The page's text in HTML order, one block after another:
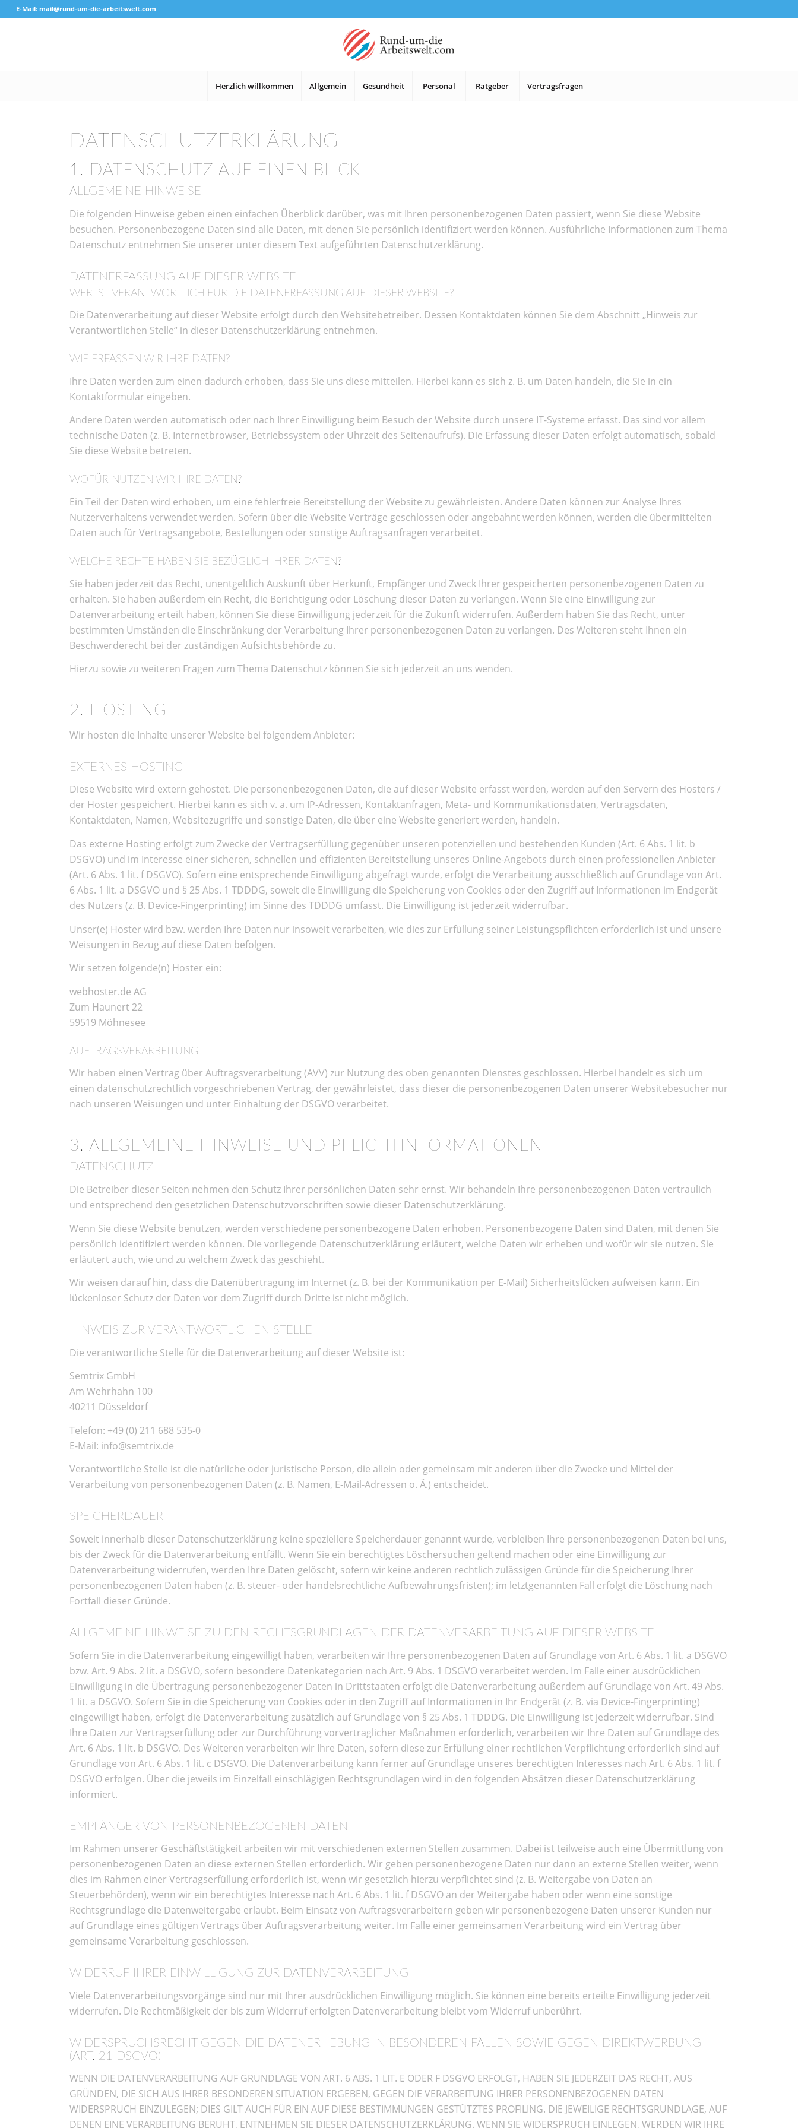
E-Mail: mail@rund-um-die-arbeitswelt.com
Herzlich willkommen Allgemein Gesundheit Personal Ratgeber Vertragsfragen
DATENSCHUTZ­ERKLÄRUNG
1. DATENSCHUTZ AUF EINEN BLICK
ALLGEMEINE HINWEISE
Die folgenden Hinweise geben einen einfachen Überblick darüber, was mit Ihren personenbezogenen Daten passiert, wenn Sie diese Website
besuchen. Personenbezogene Daten sind alle Daten, mit denen Sie persönlich identifiziert werden können. Ausführliche Informationen zum Thema
Datenschutz entnehmen Sie unserer unter diesem Text aufgeführten Datenschutzerklärung.
DATENERFASSUNG AUF DIESER WEBSITE
WER IST VERANTWORTLICH FÜR DIE DATENERFASSUNG AUF DIESER WEBSITE?
Die Datenverarbeitung auf dieser Website erfolgt durch den Websitebetreiber. Dessen Kontaktdaten können Sie dem Abschnitt „Hinweis zur
Verantwortlichen Stelle“ in dieser Datenschutzerklärung entnehmen.
WIE ERFASSEN WIR IHRE DATEN?
Ihre Daten werden zum einen dadurch erhoben, dass Sie uns diese mitteilen. Hierbei kann es sich z. B. um Daten handeln, die Sie in ein
Kontaktformular eingeben.
Andere Daten werden automatisch oder nach Ihrer Einwilligung beim Besuch der Website durch unsere IT-Systeme erfasst. Das sind vor allem
technische Daten (z. B. Internetbrowser, Betriebssystem oder Uhrzeit des Seitenaufrufs). Die Erfassung dieser Daten erfolgt automatisch, sobald
Sie diese Website betreten.
WOFÜR NUTZEN WIR IHRE DATEN?
Ein Teil der Daten wird erhoben, um eine fehlerfreie Bereitstellung der Website zu gewährleisten. Andere Daten können zur Analyse Ihres
Nutzerverhaltens verwendet werden. Sofern über die Website Verträge geschlossen oder angebahnt werden können, werden die übermittelten
Daten auch für Vertragsangebote, Bestellungen oder sonstige Auftragsanfragen verarbeitet.
WELCHE RECHTE HABEN SIE BEZÜGLICH IHRER DATEN?
Sie haben jederzeit das Recht, unentgeltlich Auskunft über Herkunft, Empfänger und Zweck Ihrer gespeicherten personenbezogenen Daten zu
erhalten. Sie haben außerdem ein Recht, die Berichtigung oder Löschung dieser Daten zu verlangen. Wenn Sie eine Einwilligung zur
Datenverarbeitung erteilt haben, können Sie diese Einwilligung jederzeit für die Zukunft widerrufen. Außerdem haben Sie das Recht, unter
bestimmten Umständen die Einschränkung der Verarbeitung Ihrer personenbezogenen Daten zu verlangen. Des Weiteren steht Ihnen ein
Beschwerderecht bei der zuständigen Aufsichtsbehörde zu.
Hierzu sowie zu weiteren Fragen zum Thema Datenschutz können Sie sich jederzeit an uns wenden.
2. HOSTING
Wir hosten die Inhalte unserer Website bei folgendem Anbieter:
EXTERNES HOSTING
Diese Website wird extern gehostet. Die personenbezogenen Daten, die auf dieser Website erfasst werden, werden auf den Servern des Hosters /
der Hoster gespeichert. Hierbei kann es sich v. a. um IP-Adressen, Kontaktanfragen, Meta- und Kommunikationsdaten, Vertragsdaten,
Kontaktdaten, Namen, Websitezugriffe und sonstige Daten, die über eine Website generiert werden, handeln.
Das externe Hosting erfolgt zum Zwecke der Vertragserfüllung gegenüber unseren potenziellen und bestehenden Kunden (Art. 6 Abs. 1 lit. b
DSGVO) und im Interesse einer sicheren, schnellen und effizienten Bereitstellung unseres Online-Angebots durch einen professionellen Anbieter
(Art. 6 Abs. 1 lit. f DSGVO). Sofern eine entsprechende Einwilligung abgefragt wurde, erfolgt die Verarbeitung ausschließlich auf Grundlage von Art.
6 Abs. 1 lit. a DSGVO und § 25 Abs. 1 TDDDG, soweit die Einwilligung die Speicherung von Cookies oder den Zugriff auf Informationen im Endgerät
des Nutzers (z. B. Device-Fingerprinting) im Sinne des TDDDG umfasst. Die Einwilligung ist jederzeit widerrufbar.
Unser(e) Hoster wird bzw. werden Ihre Daten nur insoweit verarbeiten, wie dies zur Erfüllung seiner Leistungspflichten erforderlich ist und unsere
Weisungen in Bezug auf diese Daten befolgen.
Wir setzen folgende(n) Hoster ein:
webhoster.de AG
Zum Haunert 22
59519 Möhnesee
AUFTRAGSVERARBEITUNG
Wir haben einen Vertrag über Auftragsverarbeitung (AVV) zur Nutzung des oben genannten Dienstes geschlossen. Hierbei handelt es sich um
einen datenschutzrechtlich vorgeschriebenen Vertrag, der gewährleistet, dass dieser die personenbezogenen Daten unserer Websitebesucher nur
nach unseren Weisungen und unter Einhaltung der DSGVO verarbeitet.
3. ALLGEMEINE HINWEISE UND PFLICHT­INFORMATIONEN
DATENSCHUTZ
Die Betreiber dieser Seiten nehmen den Schutz Ihrer persönlichen Daten sehr ernst. Wir behandeln Ihre personenbezogenen Daten vertraulich
und entsprechend den gesetzlichen Datenschutzvorschriften sowie dieser Datenschutzerklärung.
Wenn Sie diese Website benutzen, werden verschiedene personenbezogene Daten erhoben. Personenbezogene Daten sind Daten, mit denen Sie
persönlich identifiziert werden können. Die vorliegende Datenschutzerklärung erläutert, welche Daten wir erheben und wofür wir sie nutzen. Sie
erläutert auch, wie und zu welchem Zweck das geschieht.
Wir weisen darauf hin, dass die Datenübertragung im Internet (z. B. bei der Kommunikation per E-Mail) Sicherheitslücken aufweisen kann. Ein
lückenloser Schutz der Daten vor dem Zugriff durch Dritte ist nicht möglich.
HINWEIS ZUR VERANTWORTLICHEN STELLE
Die verantwortliche Stelle für die Datenverarbeitung auf dieser Website ist:
Semtrix GmbH
Am Wehrhahn 100
40211 Düsseldorf
Telefon: +49 (0) 211 688 535-0
E-Mail: info@semtrix.de
Verantwortliche Stelle ist die natürliche oder juristische Person, die allein oder gemeinsam mit anderen über die Zwecke und Mittel der
Verarbeitung von personenbezogenen Daten (z. B. Namen, E-Mail-Adressen o. Ä.) entscheidet.
SPEICHERDAUER
Soweit innerhalb dieser Datenschutzerklärung keine speziellere Speicherdauer genannt wurde, verbleiben Ihre personenbezogenen Daten bei uns,
bis der Zweck für die Datenverarbeitung entfällt. Wenn Sie ein berechtigtes Löschersuchen geltend machen oder eine Einwilligung zur
Datenverarbeitung widerrufen, werden Ihre Daten gelöscht, sofern wir keine anderen rechtlich zulässigen Gründe für die Speicherung Ihrer
personenbezogenen Daten haben (z. B. steuer- oder handelsrechtliche Aufbewahrungsfristen); im letztgenannten Fall erfolgt die Löschung nach
Fortfall dieser Gründe.
ALLGEMEINE HINWEISE ZU DEN RECHTSGRUNDLAGEN DER DATENVERARBEITUNG AUF DIESER WEBSITE
Sofern Sie in die Datenverarbeitung eingewilligt haben, verarbeiten wir Ihre personenbezogenen Daten auf Grundlage von Art. 6 Abs. 1 lit. a DSGVO
bzw. Art. 9 Abs. 2 lit. a DSGVO, sofern besondere Datenkategorien nach Art. 9 Abs. 1 DSGVO verarbeitet werden. Im Falle einer ausdrücklichen
Einwilligung in die Übertragung personenbezogener Daten in Drittstaaten erfolgt die Datenverarbeitung außerdem auf Grundlage von Art. 49 Abs.
1 lit. a DSGVO. Sofern Sie in die Speicherung von Cookies oder in den Zugriff auf Informationen in Ihr Endgerät (z. B. via Device-Fingerprinting)
eingewilligt haben, erfolgt die Datenverarbeitung zusätzlich auf Grundlage von § 25 Abs. 1 TDDDG. Die Einwilligung ist jederzeit widerrufbar. Sind
Ihre Daten zur Vertragserfüllung oder zur Durchführung vorvertraglicher Maßnahmen erforderlich, verarbeiten wir Ihre Daten auf Grundlage des
Art. 6 Abs. 1 lit. b DSGVO. Des Weiteren verarbeiten wir Ihre Daten, sofern diese zur Erfüllung einer rechtlichen Verpflichtung erforderlich sind auf
Grundlage von Art. 6 Abs. 1 lit. c DSGVO. Die Datenverarbeitung kann ferner auf Grundlage unseres berechtigten Interesses nach Art. 6 Abs. 1 lit. f
DSGVO erfolgen. Über die jeweils im Einzelfall einschlägigen Rechtsgrundlagen wird in den folgenden Absätzen dieser Datenschutzerklärung
informiert.
EMPFÄNGER VON PERSONENBEZOGENEN DATEN
Im Rahmen unserer Geschäftstätigkeit arbeiten wir mit verschiedenen externen Stellen zusammen. Dabei ist teilweise auch eine Übermittlung von
personenbezogenen Daten an diese externen Stellen erforderlich. Wir geben personenbezogene Daten nur dann an externe Stellen weiter, wenn
dies im Rahmen einer Vertragserfüllung erforderlich ist, wenn wir gesetzlich hierzu verpflichtet sind (z. B. Weitergabe von Daten an
Steuerbehörden), wenn wir ein berechtigtes Interesse nach Art. 6 Abs. 1 lit. f DSGVO an der Weitergabe haben oder wenn eine sonstige
Rechtsgrundlage die Datenweitergabe erlaubt. Beim Einsatz von Auftragsverarbeitern geben wir personenbezogene Daten unserer Kunden nur
auf Grundlage eines gültigen Vertrags über Auftragsverarbeitung weiter. Im Falle einer gemeinsamen Verarbeitung wird ein Vertrag über
gemeinsame Verarbeitung geschlossen.
WIDERRUF IHRER EINWILLIGUNG ZUR DATENVERARBEITUNG
Viele Datenverarbeitungsvorgänge sind nur mit Ihrer ausdrücklichen Einwilligung möglich. Sie können eine bereits erteilte Einwilligung jederzeit
widerrufen. Die Rechtmäßigkeit der bis zum Widerruf erfolgten Datenverarbeitung bleibt vom Widerruf unberührt.
WIDERSPRUCHSRECHT GEGEN DIE DATENERHEBUNG IN BESONDEREN FÄLLEN SOWIE GEGEN DIREKTWERBUNG
(ART. 21 DSGVO)
WENN DIE DATENVERARBEITUNG AUF GRUNDLAGE VON ART. 6 ABS. 1 LIT. E ODER F DSGVO ERFOLGT, HABEN SIE JEDERZEIT DAS RECHT, AUS
GRÜNDEN, DIE SICH AUS IHRER BESONDEREN SITUATION ERGEBEN, GEGEN DIE VERARBEITUNG IHRER PERSONENBEZOGENEN DATEN
WIDERSPRUCH EINZULEGEN; DIES GILT AUCH FÜR EIN AUF DIESE BESTIMMUNGEN GESTÜTZTES PROFILING. DIE JEWEILIGE RECHTSGRUNDLAGE, AUF
DENEN EINE VERARBEITUNG BERUHT, ENTNEHMEN SIE DIESER DATENSCHUTZERKLÄRUNG. WENN SIE WIDERSPRUCH EINLEGEN, WERDEN WIR IHRE